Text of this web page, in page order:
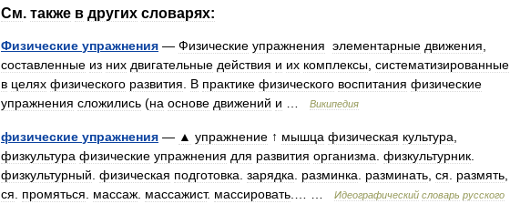
См. также в других словарях:
Физические упражнения — Физические упражнения элементарные движения
составленные из них двигательные действия и их комплексы систематизированные
в целях физического развития В практике физического воспитания физические
упражнения сложились (на основе движений и Википедия
физические упражнения — ▲ упражнение ↑ мышца физическая культура
физкультура физические упражнения для развития организма физкультурник
физкультурный физическая подготовка зарядка разминка разминать ся размять
ся
промяться массаж массажист. массировать Идеографический словарь русского